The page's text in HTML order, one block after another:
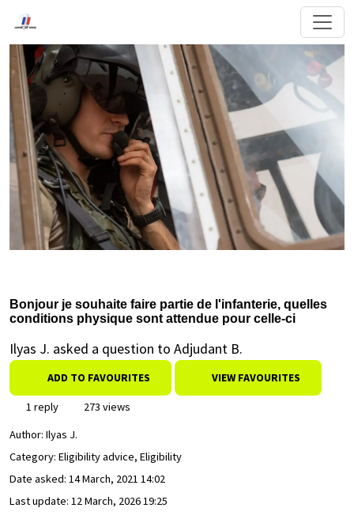
Bonjour je souhaite faire partie de l'infanterie, quelles
conditions physique sont attendue pour celle-ci
Ilyas J. asked a question to Adjudant B.
ADD TO FAVOURITES VIEW FAVOURITES
1 reply
273 views
Author: Ilyas J.
Category: Eligibility advice, Eligibility
Date asked: 14 March, 2021 14:02
Last update: 12 March, 2026 19:25